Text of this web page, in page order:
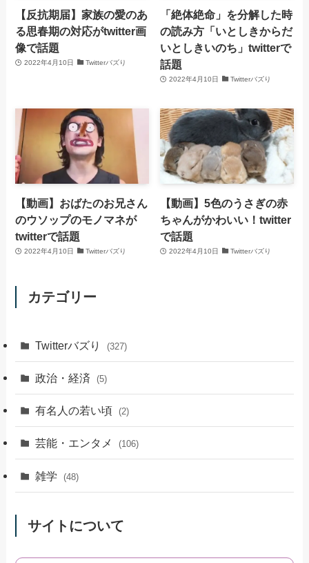
【反抗期届】家族の愛のあ
る思春期の対応がtwitter画
像で話題
2022年4月10日 Twitterバズり
「絶体絶命」を分解した時
の読み方「いとしきからだ
いとしきいのち」twitterで
話題
2022年4月10日 Twitterバズり
【動画】おばたのお兄さん
のウソップのモノマネが
twitterで話題
2022年4月10日 Twitterバズり
【動画】5色のうさぎの赤
ちゃんがかわいい！twitter
で話題
2022年4月10日 Twitterバズり
カテゴリー
Twitterバズり (327)
政治・経済 (5)
有名人の若い頃 (2)
芸能・エンタメ (106)
雑学 (48)
サイトについて